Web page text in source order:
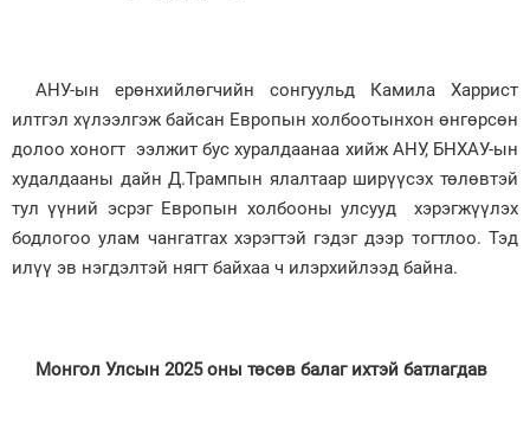
АНУ-ын ерөнхийлөгчийн сонгуульд Камила Харрист
илтгэл хүлээлгэж байсан Европын холбоотынхон өнгөрсөн
долоо хоногт ээлжит бус хуралдаанаа хийж АНУ, БНХАУ-ын
худалдааны дайн Д.Трампын ялалтаар ширүүсэх төлөвтэй
тул үүний эсрэг Европын холбооны улсууд хэрэгжүүлэх
бодлогоо улам чангатгах хэрэгтэй гэдэг дээр тогтлоо. Тэд
илүү эв нэгдэлтэй нягт байхаа ч илэрхийлээд байна.
Монгол Улсын 2025 оны төсөв балаг ихтэй батлагдав